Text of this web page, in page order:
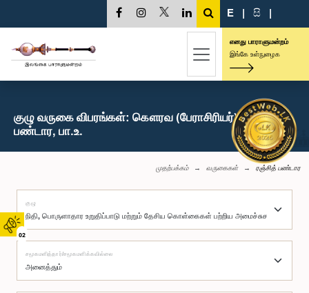
02
E | සි |
எனது பாராளுமன்றம்
இங்கே உள்நுழைக
குழு வருகை விபரங்கள்: கௌரவ (பேராசிரியர்) ரஞ்சித்
பண்டார, பா.உ.
முதற்பக்கம் வருகைகள் ரஞ்சித் பண்டார
குழு
சமூகமளித்தார்/சமூகமளிக்கவில்லை